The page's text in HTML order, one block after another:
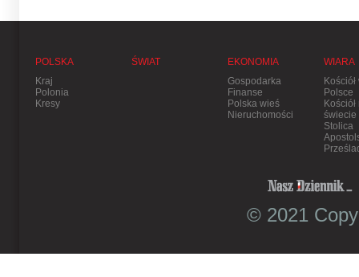
POLSKA
Kraj
Polonia
Kresy
ŚWIAT
EKONOMIA
Gospodarka
Finanse
Polska wieś
Nieruchomości
WIARA
Kościół
Polsce
Kościół
świecie
Stolica
© 2021